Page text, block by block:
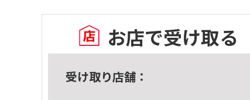
お店で受け取る
受け取り店舗：